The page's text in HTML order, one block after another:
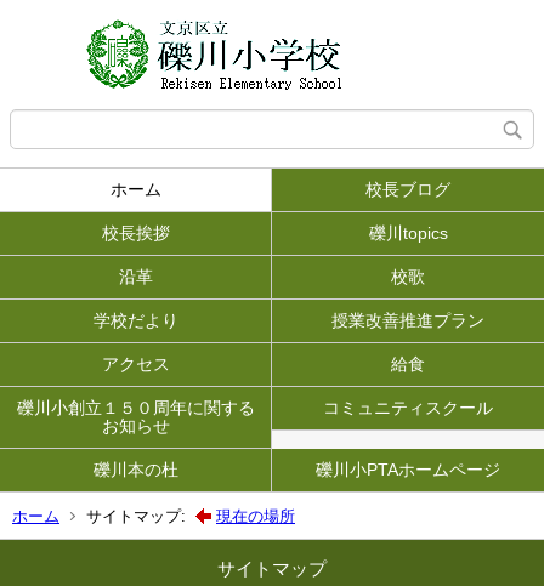
ホーム 校長ブログ
校長挨拶 礫川topics
沿革 校歌
学校だより 授業改善推進プラン
アクセス 給食
礫川小創立１５０周年に関する
お知らせ
コミュニティスクール
礫川本の杜 礫川小PTAホームページ
ホーム サイトマップ: 現在の場所
サイトマップ